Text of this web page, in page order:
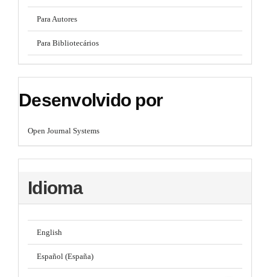
Para Autores
Para Bibliotecários
Desenvolvido por
Open Journal Systems
Idioma
English
Español (España)